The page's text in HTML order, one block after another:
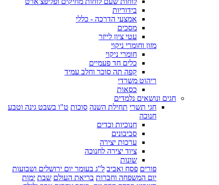
בידוריות
אמצעי הדרכה - כללי
מסכים
עטי ציון לייזר
מזון וחומרי ניקוי
חומרי ניקוי
כלים חד פעמיים
קפה תה סוכר וחלב עמיד
ריהוט משרדי
כסאות
חגים ונושאים נלמדים
חגי תשרי תחילת השנה סוכות ט"ו בשבט גינה וטבע
חנוכה
חנוכיות וכדים
סביבונים
ערכות יצירה
ציוד יצירה לחנוכה
שונות
פורים פסח ואביב ל"ג בעומר יום ירושלים ושבועות
יום המשפחה וחברות בריאת העולם שבת ימות